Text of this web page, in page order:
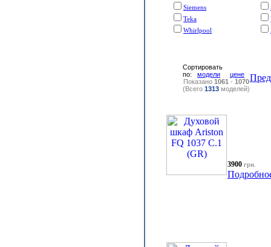
Siemens
Teka
Whirlpool
Сортировать
по: модели
цене
Показано 1061 - 1070
(Всего 1313 моделей)
3900 грн.